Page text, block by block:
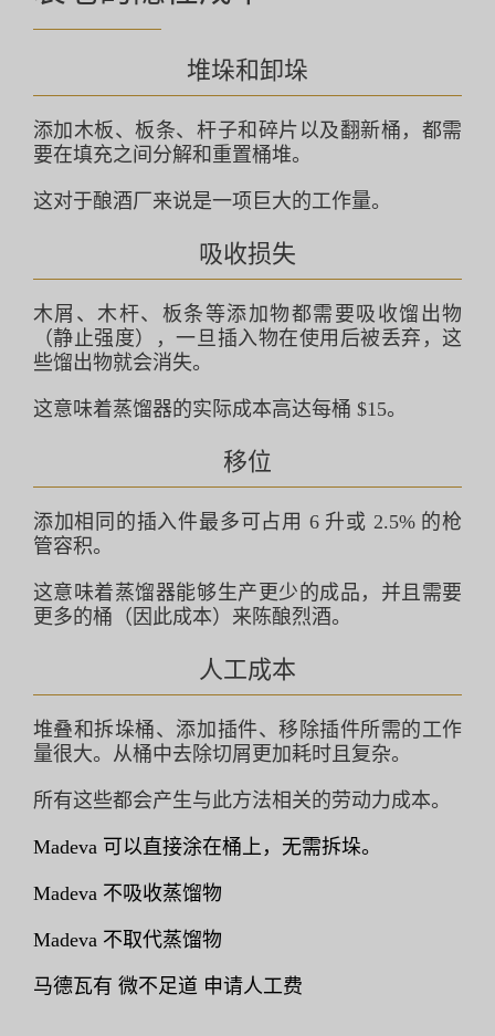
堆垛和卸垛
添加木板、板条、杆子和碎片以及翻新桶，都需
要在填充之间分解和重置桶堆。
这对于酿酒厂来说是一项巨大的工作量。
吸收损失
木屑、木杆、板条等添加物都需要吸收馏出物
（静止强度），一旦插入物在使用后被丢弃，这
些馏出物就会消失。
这意味着蒸馏器的实际成本高达每桶 $15。
移位
添加相同的插入件最多可占用 6 升或 2.5% 的枪
管容积。
这意味着蒸馏器能够生产更少的成品，并且需要
更多的桶（因此成本）来陈酿烈酒。
人工成本
堆叠和拆垛桶、添加插件、移除插件所需的工作
量很大。从桶中去除切屑更加耗时且复杂。
所有这些都会产生与此方法相关的劳动力成本。
Madeva 可以直接涂在桶上，无需拆垛。
Madeva 不吸收蒸馏物
Madeva 不取代蒸馏物
马德瓦有 微不足道 申请人工费